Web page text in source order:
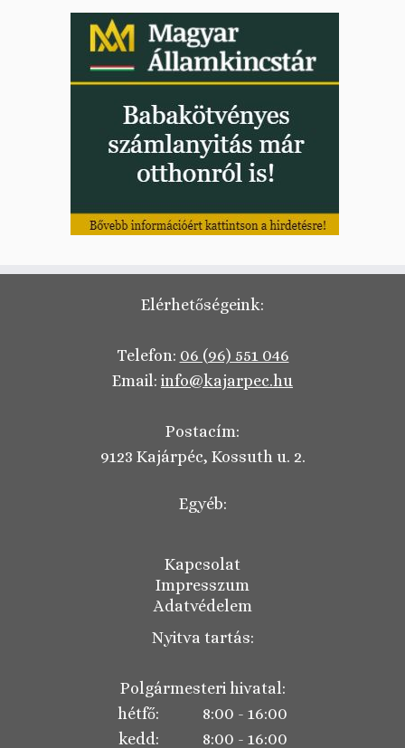
Elérhetőségeink:
Telefon: 06 (96) 551 046
Email: info@kajarpec.hu
Postacím:
9123 Kajárpéc, Kossuth u. 2.
Egyéb:
Kapcsolat
Impresszum
Adatvédelem
Nyitva tartás:
Polgármesteri hivatal:
hétfő: 8:00 - 16:00
kedd: 8:00 - 16:00